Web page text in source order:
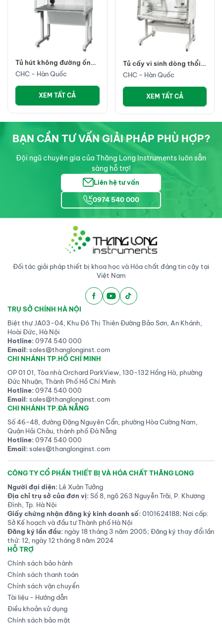
Tủ hút không đường ống
CHC
CHC - Hàn Quốc
XEM TẤT CẢ
Tủ cấy vi sinh dòng thổi
ngang
CHC - Hàn Quốc
XEM TẤT CẢ
BẠN CẦN TƯ VẤN GIẢI PHÁP PHÙ HỢP?
Đội ngũ chuyên gia của Thăng Long Instruments luôn sẵn
sàng hỗ trợ!
Liên hệ tư vấn
0974 540 000
Đối tác giải pháp thiết bị khoa học và Hóa chất đáng tin cậy tại
Việt Nam
TRỤ SỞ CHÍNH HÀ NỘI
Biệt thự JA03-04, Khu Đô Thị Thiên Đường Bảo Sơn, An Khánh,
Hoài Đức, Hà Nội
Hotline:0974 540 000
Email:sales@thanglonginst.com
CHI NHÁNH TP.HỒ CHÍ MINH
OP 01 01, Tòa nhà Orchard ParkView, 130-132 Hồng Hà, phường
Đức Nhuận, Thành Phố Hồ Chí Minh
Hotline:0974 540 000
Email:sales@thanglonginst.com
CHI NHÁNH TP.ĐÀ NẴNG
Số 46-48, đường Đặng Nguyên Cẩn, phường Hòa Cường Nam,
Quận Hải Châu, thành phố Đà Nẵng
Hotline:0974 540 000
Email:sales@thanglonginst.com
CÔNG TY CỔ PHẦN THIẾT BỊ VÀ HÓA CHẤT THĂNG LONG
Người đại diện: Lê Xuân Tưởng
Địa chỉ trụ sở của đơn vị:Số 8, ngõ 263 Nguyễn Trãi, P. Khương
Đình, Tp. Hà Nội
Giấy chứng nhận đăng ký kinh doanh số:0101624188; Nơi cấp:
Sở Kế hoạch và đầu tư Thành phố Hà Nội
Đăng ký lần đầu: ngày 18 tháng 3 năm 2005; Đăng ký thay đổi lần
thứ: 12, ngày 12 tháng 8 năm 2024
HỖ TRỢ
Chính sách bảo hành
Chính sách thanh toán
Chính sách vận chuyển
Tài liệu - Hướng dẫn
Điều khoản sử dụng
Chính sách bảo mật